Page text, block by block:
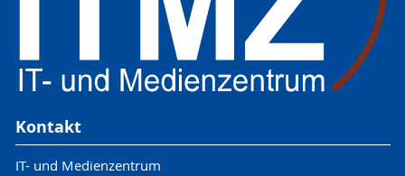
Kontakt
IT- und Medienzentrum